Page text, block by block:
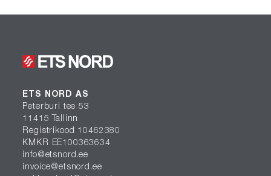
ETS NORD AS
Peterburi tee 53
11415 Tallinn
Registrikood 10462380
KMKR EE100363634
info@etsnord.ee
invoice@etsnord.ee